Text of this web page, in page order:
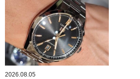
2026.08.05